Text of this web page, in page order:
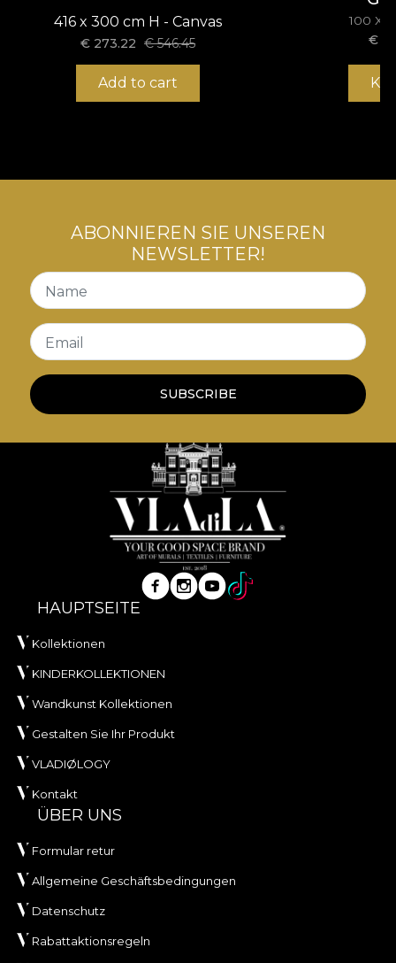
Geschlecht angeboten.
416 x 300 cm H - Canvas
€ 273.22 €546.45
Add to cart
100 X
€
ABONNIEREN SIE UNSEREN
NEWSLETTER!
Name
Email
SUBSCRIBE
HAUPTSEITE
Kollektionen
KINDERKOLLEKTIONEN
Wandkunst Kollektionen
Gestalten Sie Ihr Produkt
VLADIØLOGY
Kontakt
ÜBER UNS
Formular retur
Allgemeine Geschäftsbedingungen
Datenschutz
Rabattaktionsregeln